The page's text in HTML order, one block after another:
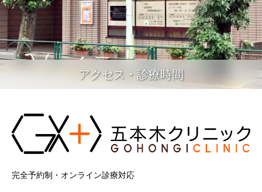
アクセス・診療時間
完全予約制・オンライン診療対応